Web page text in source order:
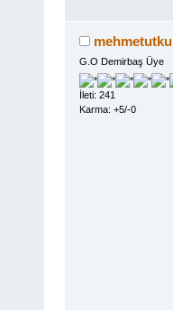
mehmetutku
G.O Demirbaş Üye
İleti: 241
Karma: +5/-0